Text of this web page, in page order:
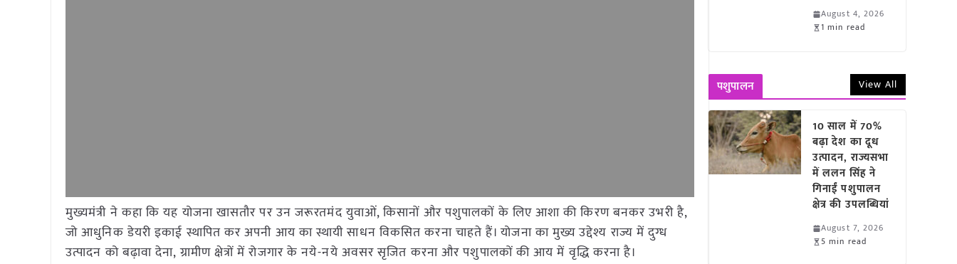
मुख्यमंत्री ने कहा कि यह योजना खासतौर पर उन जरूरतमंद युवाओं, किसानों और पशुपालकों के लिए आशा की किरण बनकर उभरी है,
जो आधुनिक डेयरी इकाई स्थापित कर अपनी आय का स्थायी साधन विकसित करना चाहते हैं। योजना का मुख्य उद्देश्य राज्य में दुग्ध
उत्पादन को बढ़ावा देना, ग्रामीण क्षेत्रों में रोजगार के नये-नये अवसर सृजित करना और पशुपालकों की आय में वृद्धि करना है।
August 4, 2026
1 min read
पशुपालन View All
10 साल में 70%
बढ़ा देश का दूध
उत्पादन, राज्यसभा
में ललन सिंह ने
गिनाईं पशुपालन
क्षेत्र की उपलब्धियां
August 7, 2026
5 min read